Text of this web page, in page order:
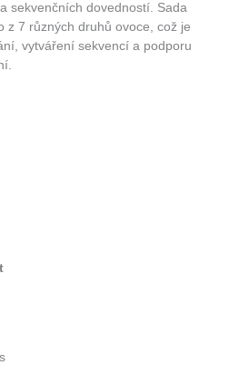
sekvenčních dovedností. Sada
z 7 různých druhů ovoce, což je
vytváření sekvencí a podporu